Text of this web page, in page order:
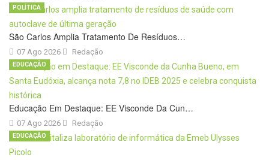
São Carlos Amplia Tratamento De Resíduos…
07 Ago 2026
POLÍTICA
Redação
Educação Em Destaque: EE Visconde Da Cun…
07 Ago 2026
EDUCAÇÃO
Redação
EDUCAÇÃO